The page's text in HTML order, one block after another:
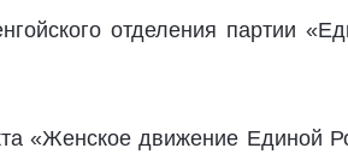
отделения партии
«Женское движение Единой